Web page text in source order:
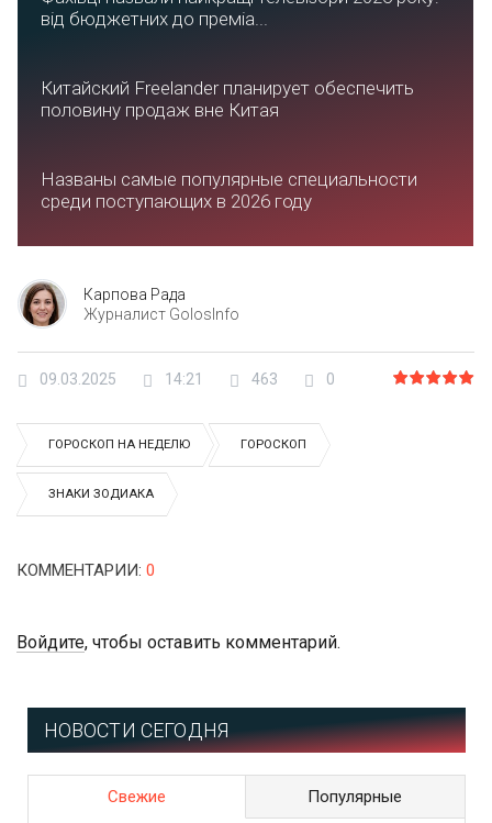
від бюджетних до преміа...
Китайский Freelander планирует обеспечить
половину продаж вне Китая
Названы самые популярные специальности
среди поступающих в 2026 году
Карпова Рада
Журналист GolosInfo
09.03.2025 14:21 463 0
ГОРОСКОП НА НЕДЕЛЮ ГОРОСКОП
ЗНАКИ ЗОДИАКА
КОММЕНТАРИИ: 0
Войдите, чтобы оставить комментарий.
НОВОСТИ СЕГОДНЯ
Свежие Популярные